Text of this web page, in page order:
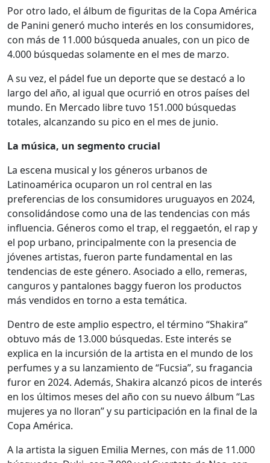
Por otro lado, el álbum de figuritas de la Copa América
de Panini generó mucho interés en los consumidores,
con más de 11.000 búsqueda anuales, con un pico de
4.000 búsquedas solamente en el mes de marzo.
A su vez, el pádel fue un deporte que se destacó a lo
largo del año, al igual que ocurrió en otros países del
mundo. En Mercado libre tuvo 151.000 búsquedas
totales, alcanzando su pico en el mes de junio.
La música, un segmento crucial
La escena musical y los géneros urbanos de
Latinoamérica ocuparon un rol central en las
preferencias de los consumidores uruguayos en 2024,
consolidándose como una de las tendencias con más
influencia. Géneros como el trap, el reggaetón, el rap y
el pop urbano, principalmente con la presencia de
jóvenes artistas, fueron parte fundamental en las
tendencias de este género. Asociado a ello, remeras,
canguros y pantalones baggy fueron los productos
más vendidos en torno a esta temática.
Dentro de este amplio espectro, el término “Shakira”
obtuvo más de 13.000 búsquedas. Este interés se
explica en la incursión de la artista en el mundo de los
perfumes y a su lanzamiento de “Fucsia”, su fragancia
furor en 2024. Además, Shakira alcanzó picos de interés
en los últimos meses del año con su nuevo álbum “Las
mujeres ya no lloran” y su participación en la final de la
Copa América.
A la artista la siguen Emilia Mernes, con más de 11.000